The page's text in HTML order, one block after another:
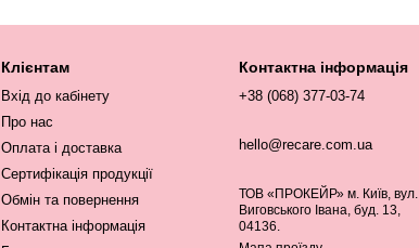
Клієнтам
Вхід до кабінету
Про нас
Оплата і доставка
Сертифікація продукції
Обмін та повернення
Контактна інформація
Контактна інформація
+38 (068) 377-03-74
hello@recare.com.ua
ТОВ «ПРОКЕЙР» м. Київ, вул.
Виговського Івана, буд. 13,
04136.